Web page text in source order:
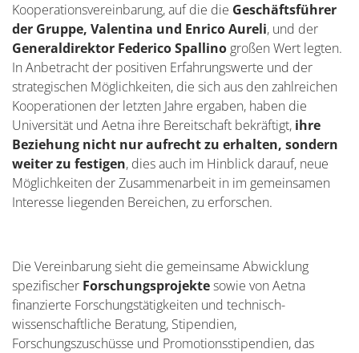
Kooperationsvereinbarung, auf die die Geschäftsführer
der Gruppe, Valentina und Enrico Aureli, und der
Generaldirektor Federico Spallino großen Wert legten.
In Anbetracht der positiven Erfahrungswerte und der
strategischen Möglichkeiten, die sich aus den zahlreichen
Kooperationen der letzten Jahre ergaben, haben die
Universität und Aetna ihre Bereitschaft bekräftigt, ihre
Beziehung nicht nur aufrecht zu erhalten, sondern
weiter zu festigen, dies auch im Hinblick darauf, neue
Möglichkeiten der Zusammenarbeit in im gemeinsamen
Interesse liegenden Bereichen, zu erforschen.
Die Vereinbarung sieht die gemeinsame Abwicklung
spezifischer Forschungsprojektesowie von Aetna
finanzierte Forschungstätigkeiten und technisch-
wissenschaftliche Beratung, Stipendien,
Forschungszuschüsse und Promotionsstipendien, das